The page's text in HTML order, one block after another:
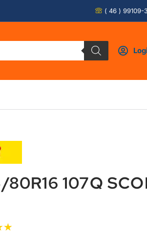
( 46 ) 99109-
80R16 107Q
★